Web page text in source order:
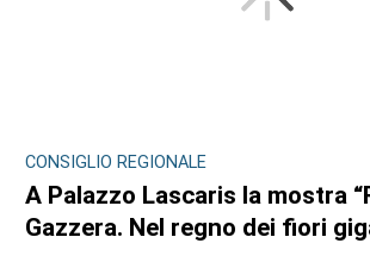
CONSIGLIO REGIONALE
A Palazzo Lascaris la mostra
Gazzera. Nel regno dei fiori